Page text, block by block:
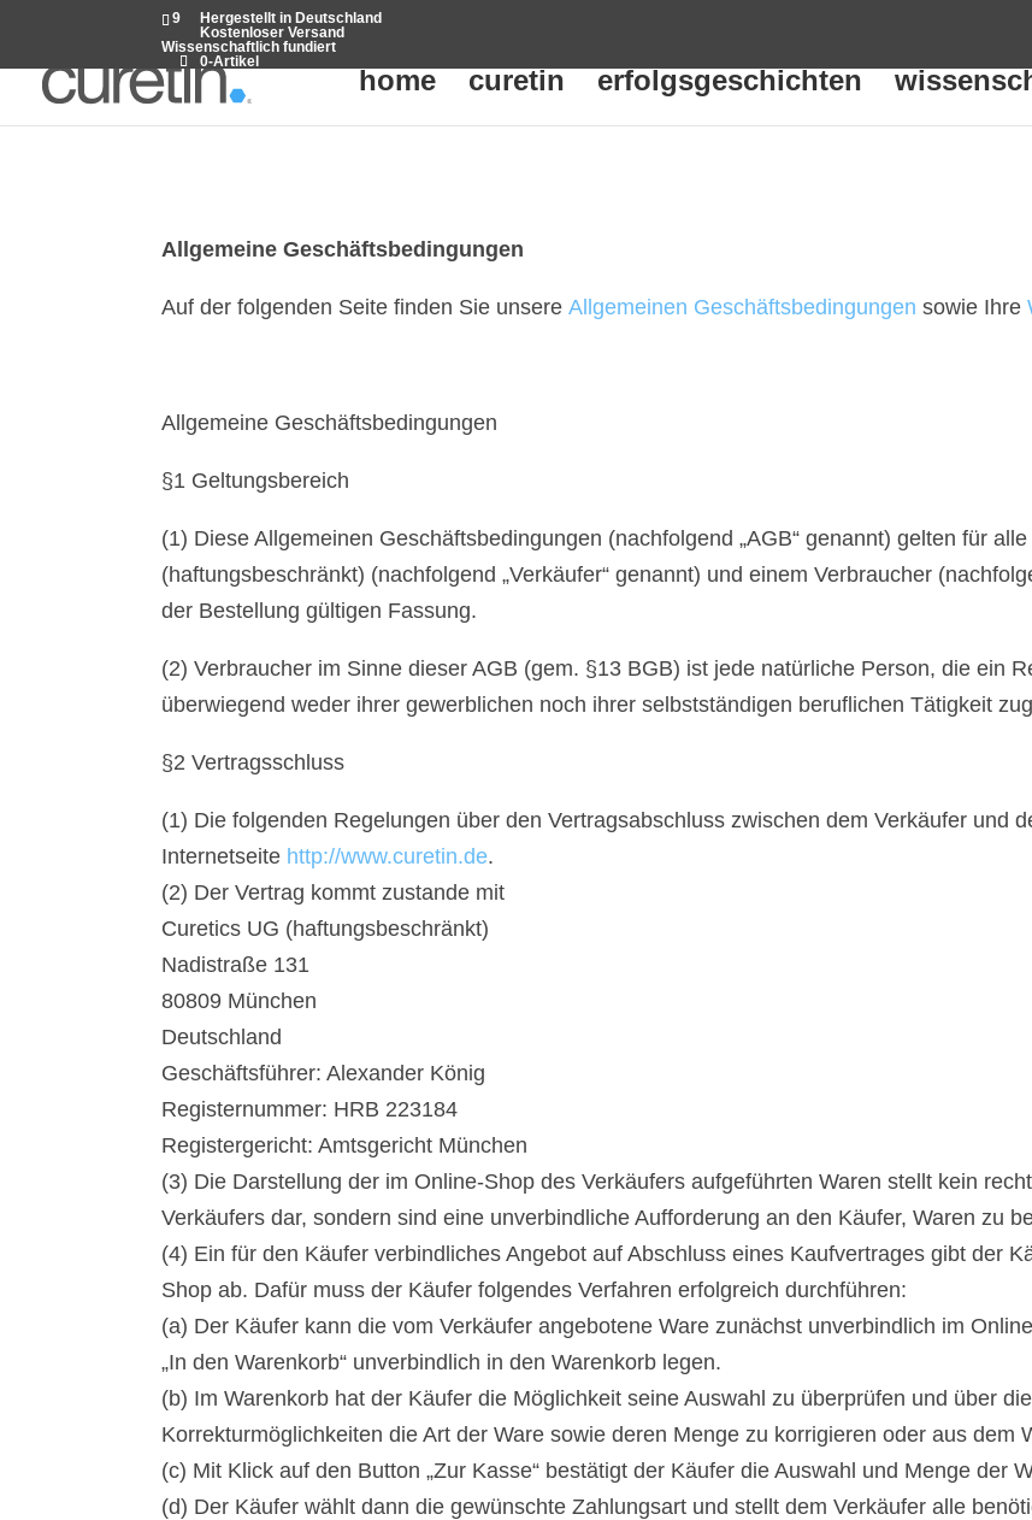
9
Hergestellt in Deutschland
Kostenloser Versand
Wissenschaftlich fundiert
0-Artikel
home curetin erfolgsgeschichten
Allgemeine Geschäftsbedingungen
Auf der folgenden Seite finden Sie unsereAllgemeinen Geschäftsbedingungen sowie Ihre
Allgemeine Geschäftsbedingungen
§1 Geltungsbereich
(1) Diese Allgemeinen Geschäftsbedingungen (nachfolgend „AGB“ genannt) gelten für
(haftungsbeschränkt) (nachfolgend „Verkäufer“ genannt) und einem Verbraucher
der Bestellung gültigen Fassung.
(2) Verbraucher im Sinne dieser AGB (gem. §13 BGB) ist jede natürliche Person, die ein
überwiegend weder ihrer gewerblichen noch ihrer selbstständigen beruflichen Tätigkeit
§2 Vertragsschluss
(1) Die folgenden Regelungen über den Vertragsabschluss zwischen dem Verkäufer und
Internetseite http://www.curetin.de.
(2) Der Vertrag kommt zustande mit
Curetics UG (haftungsbeschränkt)
Nadistraße 131
80809 München
Deutschland
Geschäftsführer: Alexander König
Registernummer: HRB 223184
Registergericht: Amtsgericht München
(3) Die Darstellung der im Online-Shop des Verkäufers aufgeführten Waren stellt kein
Verkäufers dar, sondern sind eine unverbindliche Aufforderung an den Käufer, Waren zu
(4) Ein für den Käufer verbindliches Angebot auf Abschluss eines Kaufvertrages gibt der
Shop ab. Dafür muss der Käufer folgendes Verfahren erfolgreich durchführen:
(a) Der Käufer kann die vom Verkäufer angebotene Ware zunächst unverbindlich im
„In den Warenkorb“ unverbindlich in den Warenkorb legen.
(b) Im Warenkorb hat der Käufer die Möglichkeit seine Auswahl zu überprüfen und über
Korrekturmöglichkeiten die Art der Ware sowie deren Menge zu korrigieren oder aus dem
(c) Mit Klick auf den Button „Zur Kasse“ bestätigt der Käufer die Auswahl und Menge der
(d) Der Käufer wählt dann die gewünschte Zahlungsart und stellt dem Verkäufer alle